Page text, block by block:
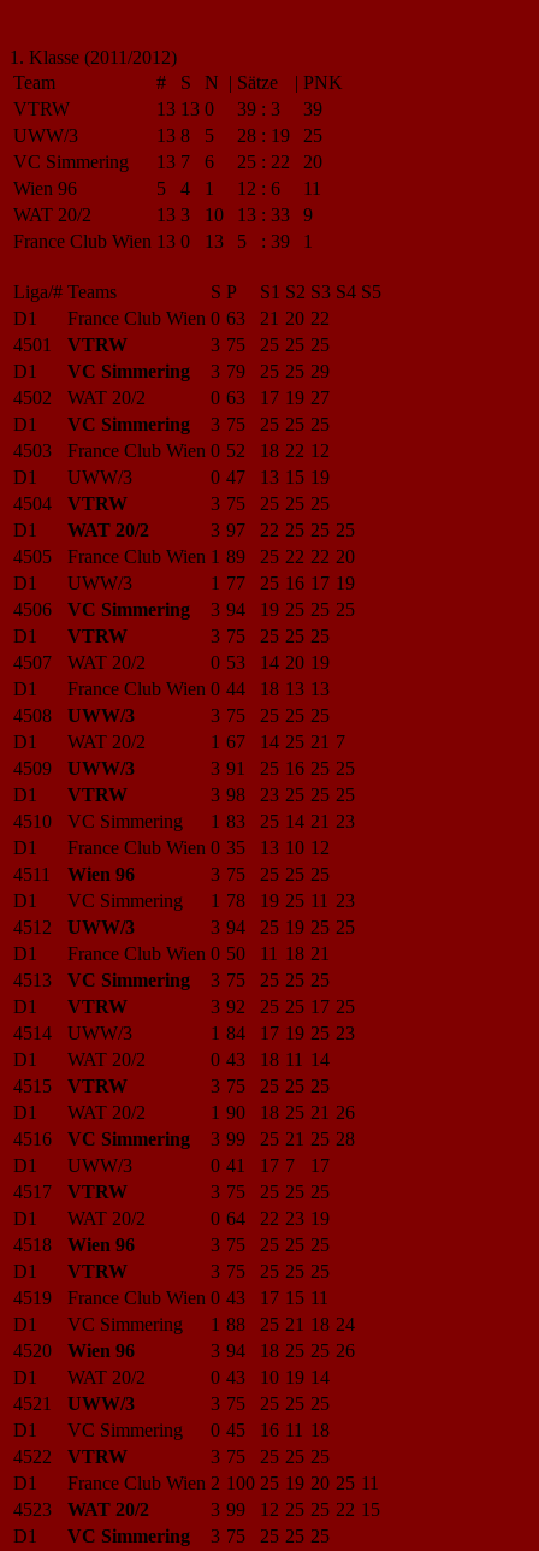
1. Klasse (2011/2012)
Team
# S N | Sätze | PNK
VTRW
13 13 0 39 : 3
39
UWW/3
13 8 5 28 : 19
25
VC Simmering
13 7 6 25 : 22
20
Wien 96
5 4 1 12 : 6
11
WAT 20/2
13 3 10 13 : 33
9
France Club Wien 13 0 13 5 : 39 1
Liga/# Teams S P S1 S2 S3 S4 S5
D1
France Club Wien 0 63 21 20 22
4501
VTRW 3 75 25 25 25
D1
VC Simmering 3 79 25 25 29
4502
WAT 20/2 0 63 17 19 27
D1
VC Simmering 3 75 25 25 25
4503
France Club Wien 0 52 18 22 12
D1
UWW/3 0 47 13 15 19
4504
VTRW 3 75 25 25 25
D1
WAT 20/2 3 97 22 25 25 25
4505
France Club Wien 1 89 25 22 22 20
D1
UWW/3 1 77 25 16 17 19
4506
VC Simmering 3 94 19 25 25 25
D1
VTRW 3 75 25 25 25
4507
WAT 20/2 0 53 14 20 19
D1
France Club Wien 0 44 18 13 13
4508
UWW/3 3 75 25 25 25
D1
WAT 20/2 1 67 14 25 21 7
4509
UWW/3 3 91 25 16 25 25
D1
VTRW 3 98 23 25 25 25
4510
VC Simmering 1 83 25 14 21 23
D1
France Club Wien 0 35 13 10 12
4511
Wien 96 3 75 25 25 25
D1
VC Simmering 1 78 19 25 11 23
4512
UWW/3 3 94 25 19 25 25
D1
France Club Wien 0 50 11 18 21
4513
VC Simmering 3 75 25 25 25
D1
VTRW 3 92 25 25 17 25
4514
UWW/3 1 84 17 19 25 23
D1
WAT 20/2 0 43 18 11 14
4515
VTRW 3 75 25 25 25
D1
WAT 20/2 1 90 18 25 21 26
4516
VC Simmering 3 99 25 21 25 28
D1
UWW/3 0 41 17 7
17
4517
VTRW 3 75 25 25 25
D1
WAT 20/2 0 64 22 23 19
4518
Wien 96 3 75 25 25 25
D1
VTRW 3 75 25 25 25
4519
France Club Wien 0 43 17 15 11
D1
VC Simmering 1 88 25 21 18 24
4520
Wien 96 3 94 18 25 25 26
D1
WAT 20/2 0 43 10 19 14
4521
UWW/3 3 75 25 25 25
D1
VC Simmering 0 45 16 11 18
4522
VTRW 3 75 25 25 25
D1
France Club Wien 2 100 25 19 20 25 11
4523
WAT 20/2 3 99 12 25 25 22 15
D1
VC Simmering 3 75 25 25 25